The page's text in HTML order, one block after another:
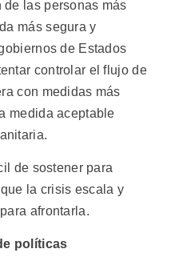
las personas más
más segura y
de Estados
controlar el flujo de
con medidas más
medida aceptable
de sostener para
la crisis escala y
afrontarla.
políticas